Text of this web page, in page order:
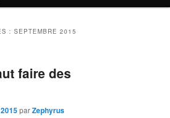
:SEPTEMBRE 2015
faire des
parZephyrus